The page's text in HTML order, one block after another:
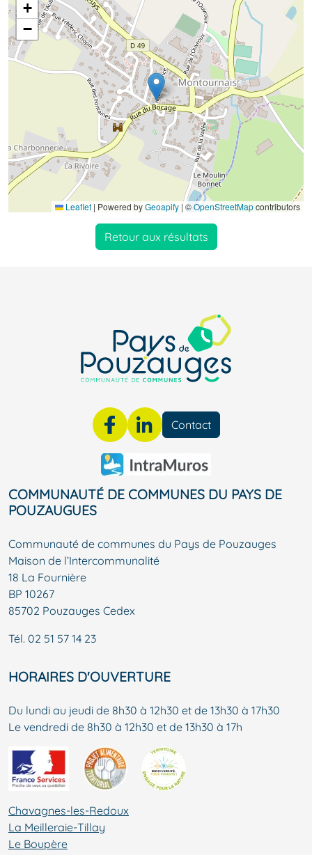
+
−
Leaflet | Powered byGeoapify | ©OpenStreetMapcontributors
Retour aux résultats
Contact
COMMUNAUTÉ DE COMMUNES DU PAYS DE
POUZAUGUES
Communauté de communes du Pays de Pouzauges
Maison de l’Intercommunalité
18 La Fournière
BP 10267
85702 Pouzauges Cedex
Tél. 02 51 57 14 23
HORAIRES D'OUVERTURE
Du lundi au jeudi de 8h30 à 12h30 et de 13h30 à 17h30
Le vendredi de 8h30 à 12h30 et de 13h30 à 17h
Chavagnes-les-Redoux
La Meilleraie-Tillay
Le Boupère